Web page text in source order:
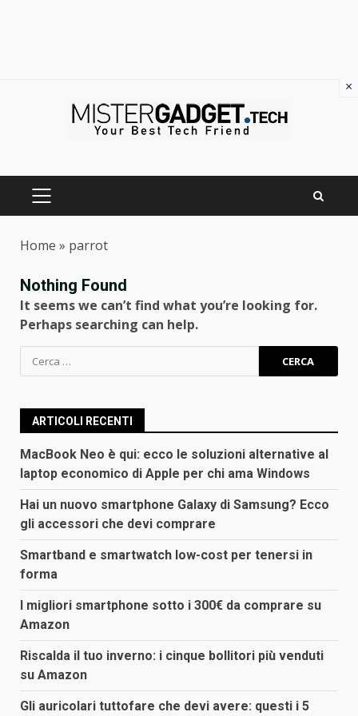
PRIMARY
Home » parrot
Nothing Found
It seems we can’t find what you’re looking for.
Perhaps searching can help.
Ricerca
per:
ARTICOLI RECENTI
MacBook Neo è qui: ecco le soluzioni alternative al
laptop economico di Apple per chi ama Windows
Hai un nuovo smartphone Galaxy di Samsung? Ecco
gli accessori che devi comprare
Smartband e smartwatch low-cost per tenersi in
forma
I migliori smartphone sotto i 300€ da comprare su
Amazon
Riscalda il tuo inverno: i cinque bollitori più venduti
su Amazon
Gli auricolari tuttofare che devi avere: questi i 5
×